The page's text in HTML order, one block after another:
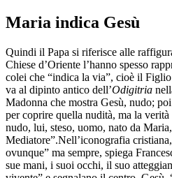
Maria indica Gesù
Quindi il Papa si riferisce alle
Chiese d’Oriente l’hanno spesso
colei che “indica la via”, cioè il
va al dipinto antico dell’Odigitria
Madonna che mostra Gesù, nudo;
per coprire quella nudità, ma la
nudo, lui, steso, uomo, nato da
Mediatore”.Nell’iconografia
ovunque” ma sempre, spiega
sue mani, i suoi occhi, il suo